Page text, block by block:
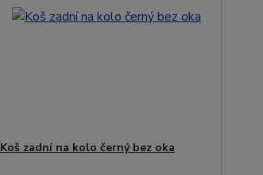
Koš zadní na kolo černý bez oka